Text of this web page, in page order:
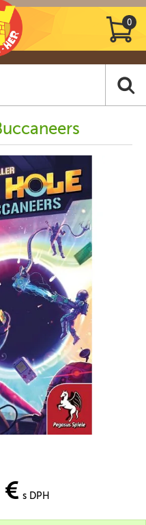
0
s DPH